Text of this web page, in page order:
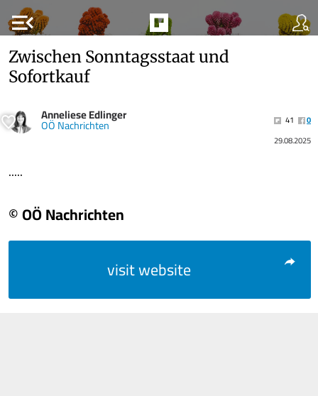
menu_open
Zwischen Sonntagsstaat und
Sofortkauf
Anneliese Edlinger
OÖ Nachrichten 41
0
29.08.2025
.....
© OÖ Nachrichten
visit website